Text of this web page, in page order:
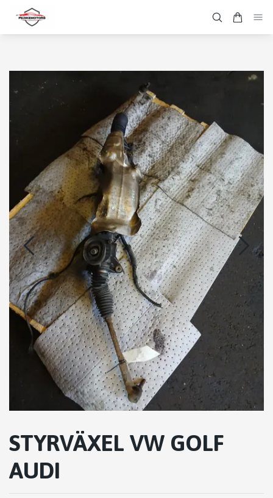
STYRVÄXEL VW GOLF
AUDI